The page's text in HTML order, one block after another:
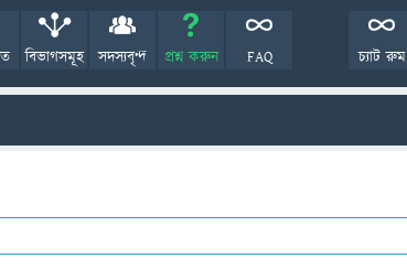
বিভাগসমূহ সদস্যবৃন্দ প্রশ্ন করুন FAQ চ্যাট রুম